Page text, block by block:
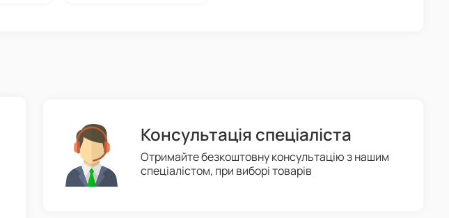
Консультація спеціаліста
Отримайте безкоштовну консультацію з нашим
спеціалістом, при виборі товарів